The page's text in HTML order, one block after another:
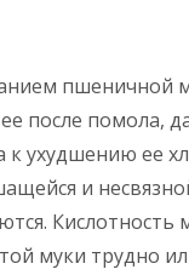
пшеничной
после помола,
ухудшению ее
и
Кислотность
муки трудно